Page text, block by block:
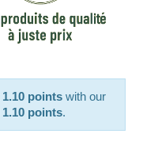
1.10 points with our
1.10 points.